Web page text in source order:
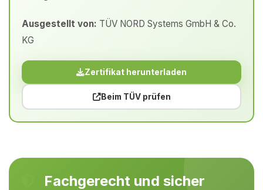
Ausgestellt von: TÜV NORD Systems GmbH & Co.
KG
Zertifikat herunterladen
Beim TÜV prüfen
Fachgerecht und sicher